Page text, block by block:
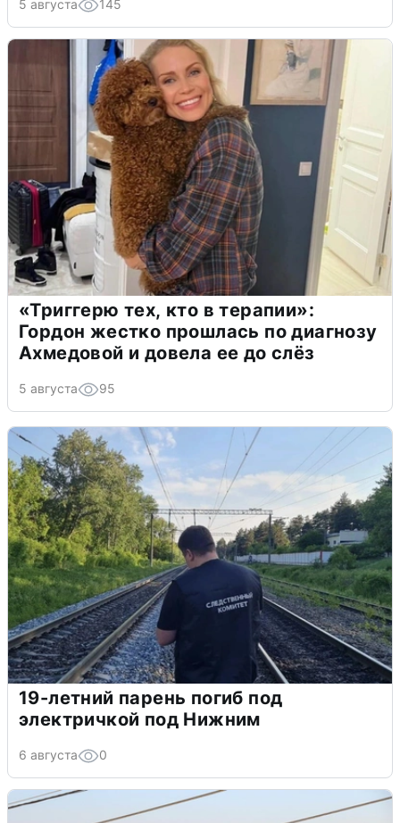
5 августа 145
«Триггерю тех, кто в терапии»:
Гордон жестко прошлась по диагнозу
Ахмедовой и довела ее до слёз
5 августа 95
19-летний парень погиб под
электричкой под Нижним
6 августа 0